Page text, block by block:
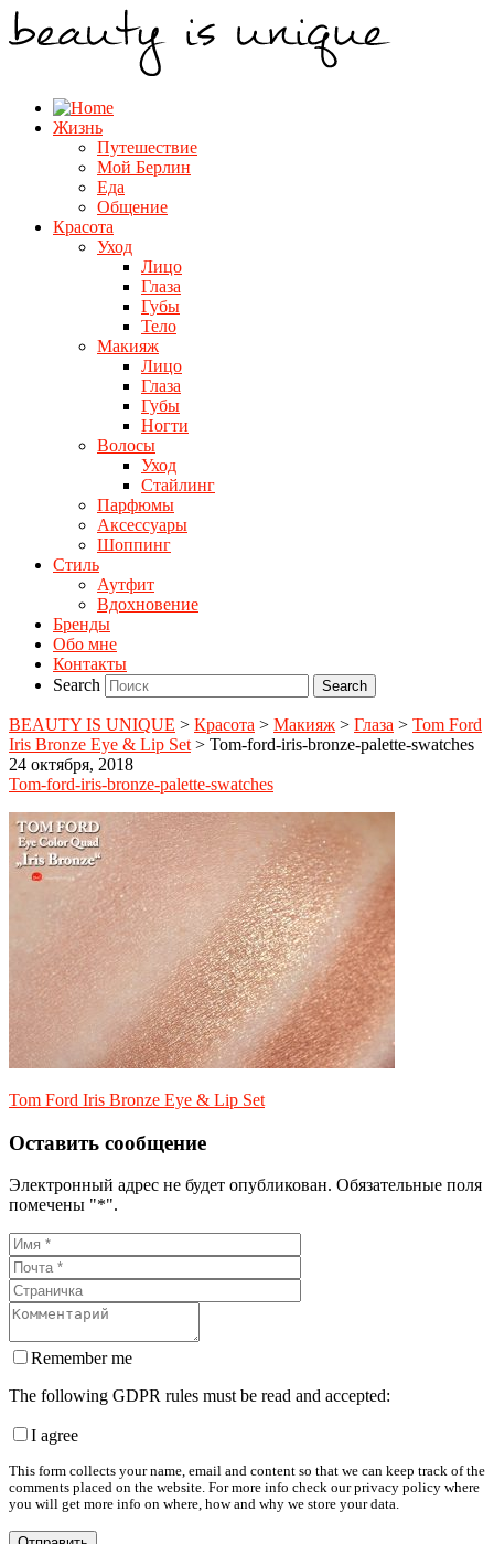
Жизнь
Путешествие
Мой Берлин
Еда
Общение
Красота
Уход
Лицо
Глаза
Губы
Тело
Макияж
Лицо
Глаза
Губы
Ногти
Волосы
Уход
Стайлинг
Парфюмы
Аксессуары
Шоппинг
Стиль
Аутфит
Вдохновение
Бренды
Обо мне
Контакты
Search
BEAUTY IS UNIQUE > Красота > Макияж > Глаза > Tom Ford
Iris Bronze Eye & Lip Set > Tom-ford-iris-bronze-palette-swatches
24 октября, 2018
Tom-ford-iris-bronze-palette-swatches
Tom Ford Iris Bronze Eye & Lip Set
Оставить сообщение
Электронный адрес не будет опубликован. Обязательные поля
помечены "*".
Remember me
The following GDPR rules must be read and accepted:
I agree
This form collects your name, email and content so that we can keep track of the
comments placed on the website. For more info check our privacy policy where
you will get more info on where, how and why we store your data.